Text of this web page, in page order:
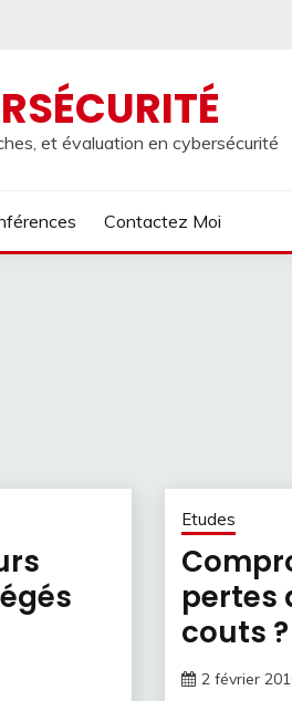
et évaluation en cybersécurité
Contactez Moi
Etudes
pertes
couts ?
2 février